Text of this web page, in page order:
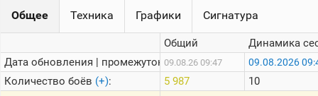
1000
стримеров
Общее Техника Графики Сигнатура
Дата обновления | промежуток:
Количество боёв (+):
Общий
09.08.26 09:47
5 987
Динамика
09.08.2026
10